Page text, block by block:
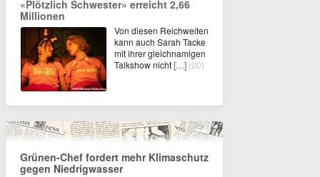
«Plötzlich Schwester» erreicht 2,66
Millionen
Von diesen Reichweiten
kann auch Sarah Tacke
mit ihrer gleichnamigen
Talkshow nicht[…] (00)
Grünen-Chef fordert mehr Klimaschutz
gegen Niedrigwasser